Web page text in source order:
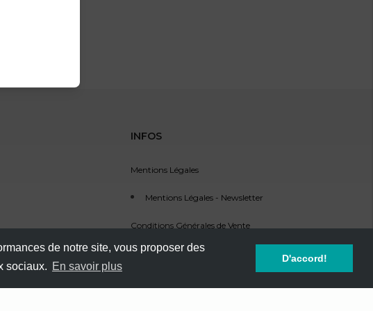
de notre site, vous proposer des
sociaux. En savoir plus
D'accord!
INFOS
Mentions Légales
Mentions Légales - Newsletter
Conditions Générales de Vente
Service Clients - SAV